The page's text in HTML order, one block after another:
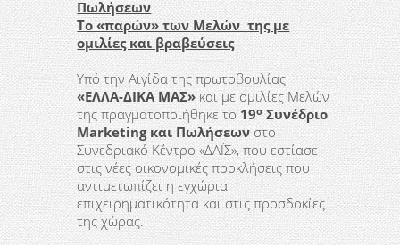
Πωλήσεων
Το «παρών» των Μελών της με
ομιλίες και βραβεύσεις
Yπό την Αιγίδα της πρωτοβουλίας
«ΕΛΛΑ-ΔΙΚΑ ΜΑΣ»και με ομιλίες Μελών
της πραγματοποιήθηκε το19ο Συνέδριο
Marketingκαι Πωλήσεωνστο
Συνεδριακό Κέντρο «ΔΑΪΣ», που εστίασε
στις νέες οικονομικές προκλήσεις που
αντιμετωπίζει η εγχώρια
επιχειρηματικότητα και στις προσδοκίες
της χώρας.